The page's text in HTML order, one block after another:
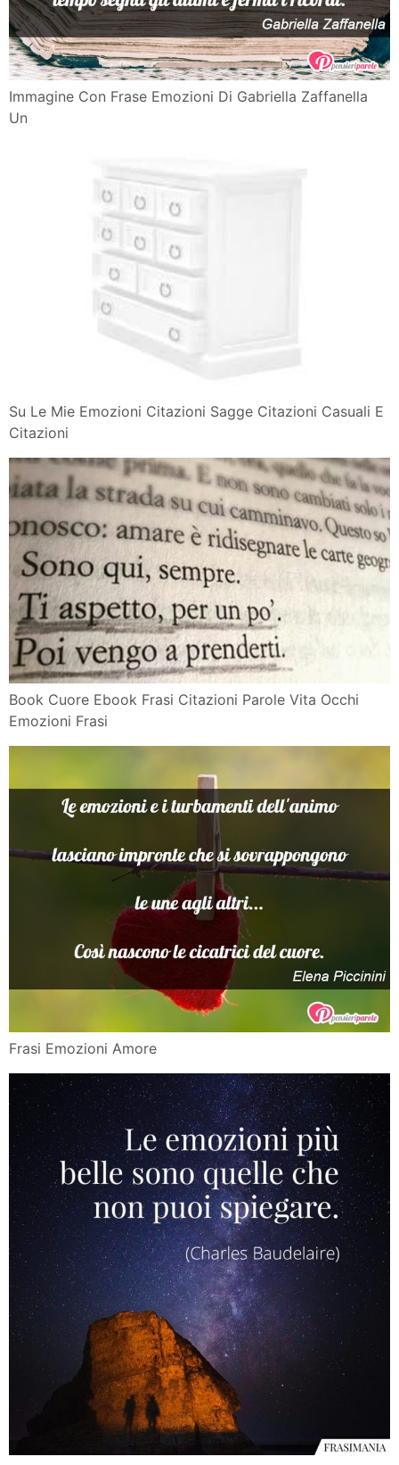
Immagine Con Frase Emozioni Di Gabriella Zaffanella
Un
Su Le Mie Emozioni Citazioni Sagge Citazioni Casuali E
Citazioni
Book Cuore Ebook Frasi Citazioni Parole Vita Occhi
Emozioni Frasi
Frasi Emozioni Amore